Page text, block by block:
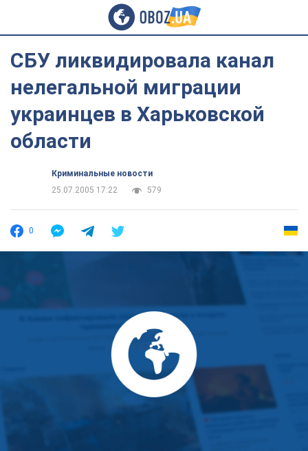
СБУ ликвидировала канал
нелегальной миграции
украинцев в Харьковской
области
Криминальные новости
25.07.2005 17:22
579
0